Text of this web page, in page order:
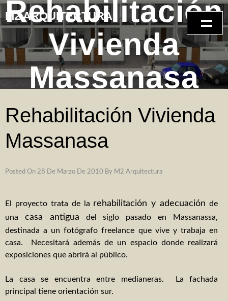
Skip
to
content
M2 ARQUITECTURA
INICIO
SERVICIOS
reformas – interiorismo
Rehabilitación vivienda con refuerzo estructural
Ampliación vivienda unifamiliar
Reforma e interiorismo apartamento
Reforma e interiorismo apartamento 2
Interiorismo despacho abogados
Proyectos – obra nueva
Rehabilitación
Vivienda
Massanasa
Rehabilitación Vivienda
Massanasa
Posted On 28 De Marzo De 2010 By M2 Arquitectura
El proyecto trata de la rehabilitación y adecuación de
una casa antigua del siglo pasado en Massanassa,
destinada a un fotógrafo freelance que vive y trabaja en
casa. Necesitará además de un espacio donde realizará
exposiciones que abrirá al público.
La casa se encuentra entre medianeras. La fachada
principal tiene orientación sur.